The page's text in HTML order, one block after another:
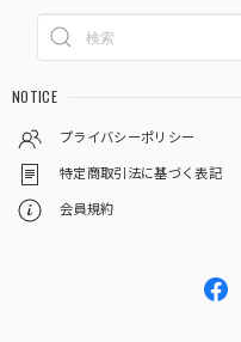
NOTICE
プライバシーポリシー
特定商取引法に基づく表記
会員規約